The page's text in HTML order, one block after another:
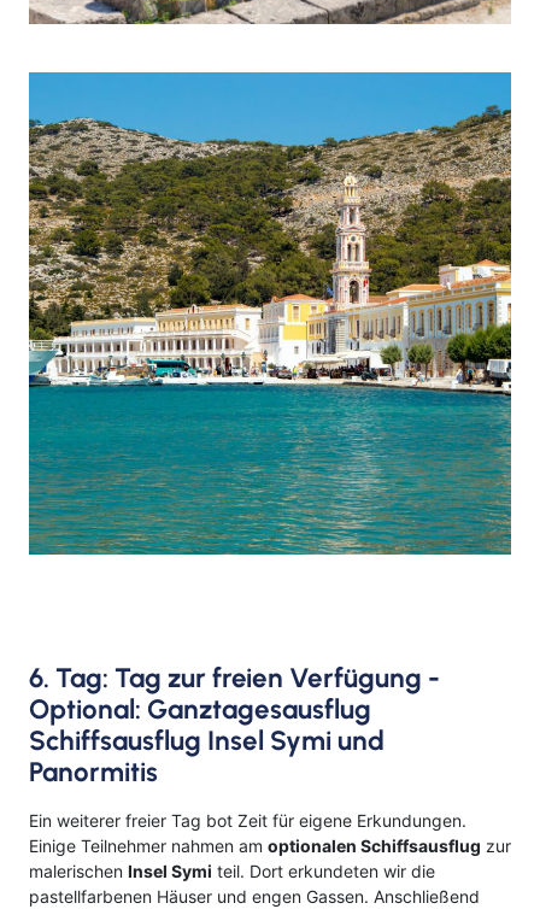
6. Tag: Tag zur freien Verfügung -
Optional: Ganztagesausflug
Schiffsausflug Insel Symi und
Panormitis
Ein weiterer freier Tag bot Zeit für eigene Erkundungen.
Einige Teilnehmer nahmen am optionalen Schiffsausflug zur
malerischen Insel Symi teil. Dort erkundeten wir die
pastellfarbenen Häuser und engen Gassen. Anschließend